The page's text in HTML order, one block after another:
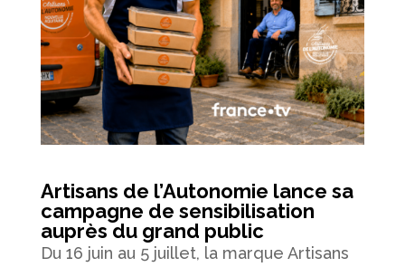
Artisans de l’Autonomie lance sa
campagne de sensibilisation
auprès du grand public
Du 16 juin au 5 juillet, la marque Artisans